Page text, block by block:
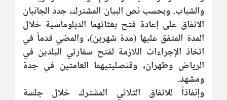
والشباب. وبحسب نص البيان المشترك، جدد الجانبان
الاتفاق على إعادة فتح بعثاتهما الدبلوماسية خلال
المدة المتفق عليها (مدة شهرين)، والمضي قدماً في
اتخاذ الإجراءات اللازمة لفتح سفارتي البلدين في
الرياض وطهران، وقنصليتيهما العامتين في جدة
ومشهد.
وإنفاذاً للاتفاق الثلاثي المشترك خلال جلسة